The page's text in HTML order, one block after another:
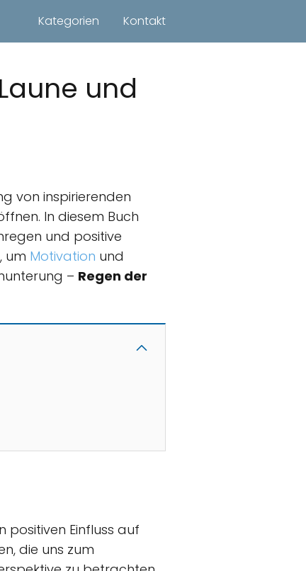
Kategorien Kontakt
und
von inspirierenden
In diesem Buch
und positive
um Motivation und
– Regen der
positiven Einfluss auf
die uns zum